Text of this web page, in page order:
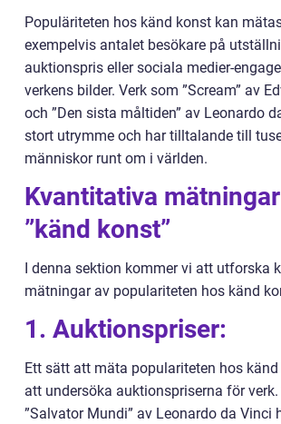
Populäriteten hos känd konst kan
exempelvis antalet besökare på
auktionspris eller sociala medier-
verkens bilder. Verk som ”Scream” av
och ”Den sista måltiden” av Leonardo
stort utrymme och har tilltalande till
människor runt om i världen.
Kvantitativa
”känd konst”
I denna sektion kommer vi att utforska
mätningar av populariteten hos känd
1. Auktionspriser:
Ett sätt att mäta populariteten hos
att undersöka auktionspriserna för verk.
”Salvator Mundi” av Leonardo da Vinci